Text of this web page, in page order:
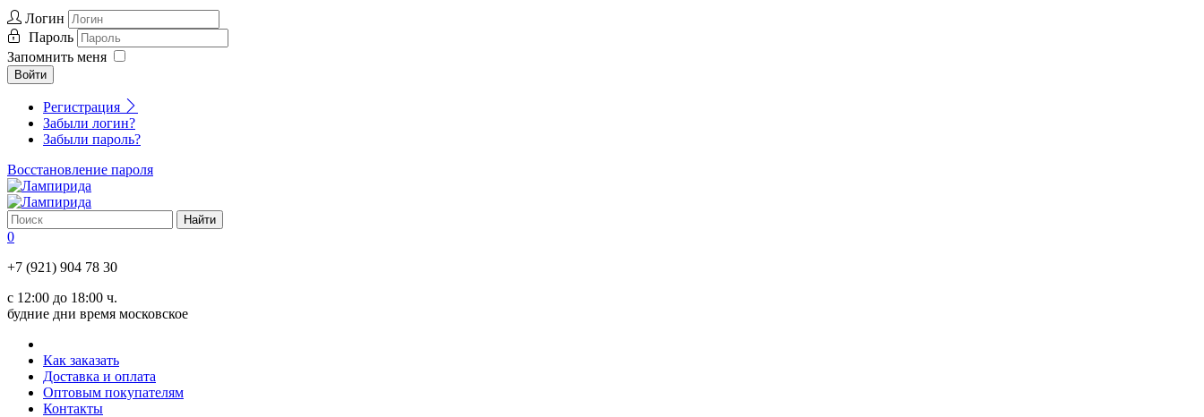
Логин
Пароль
Запомнить меня
Войти
Регистрация
Забыли логин?
Забыли пароль?
Восстановление пароля
0
+7 (921) 904 78 30
с 12:00 до 18:00 ч.
будние дни время московское
Как заказать
Доставка и оплата
Оптовым покупателям
Контакты